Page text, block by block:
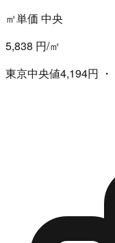
㎡単価 中央
5,838 円/㎡
東京中央値4,194円 ・